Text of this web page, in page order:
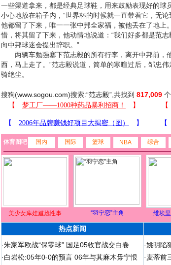
一些渠道拿来，都是经典足球鞋，用来鼓励表现好的球
小心地放在箱子内，“世界杯的时候就一直带着它，无
他都留了下来，唯一一张中邦全家福，被他丢在了地上
惜，将其留了下来，他动情地说道：“我们好多都是范
向中邦球迷会提出辞职。”
两辆车勉强塞下范志毅的所有行李，离开中邦前，
西，马上走了。”范志毅说道，简单的寒暄过后，邹忠
骑绝尘。
搜狗(www.sogou.com)搜索:“范志毅”,共找到 817,009
体育图吧 国内 国际 篮球 NBA 综合
美少女库娃尴尬性事 “羽宁恋”主角 维埃
热点新闻
·朱家军欧战“保零球” 国足05收官战交白卷
·白岩松:05年0-0的预言 06年与其麻木毋宁恨
·姚明陷
·麦蒂前